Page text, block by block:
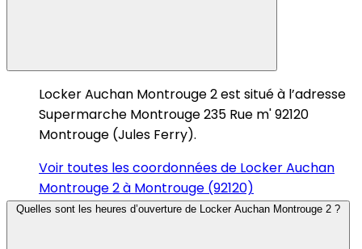
Locker Auchan Montrouge 2 est situé à l’adresse
Supermarche Montrouge 235 Rue m' 92120
Montrouge (Jules Ferry).
Voir toutes les coordonnées de Locker Auchan
Montrouge 2 à Montrouge (92120)
Quelles sont les heures d’ouverture de Locker Auchan Montrouge 2 ?